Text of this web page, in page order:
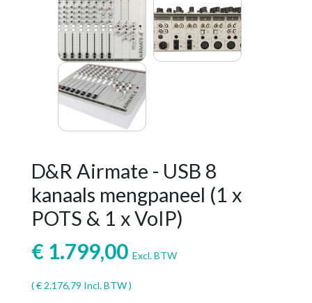
D&R Airmate - USB 8
kanaals mengpaneel (1 x
POTS & 1 x VoIP)
€ 1.799,00 Excl. BTW
(€2.176,79 Incl. BTW )